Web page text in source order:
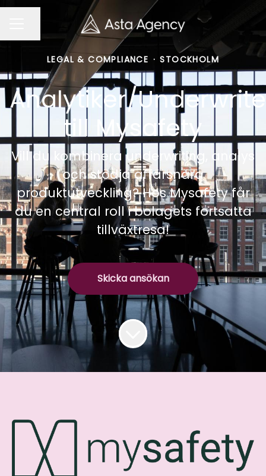
LEGAL & COMPLIANCE · STOCKHOLM
Analytiker/
till Mysafety
Vill du kombinera underwriting, analys
och stödja affärsnära
produktutveckling? Hos Mysafety får
du en central roll i bolagets fortsatta
tillväxtresa!
Skicka ansökan